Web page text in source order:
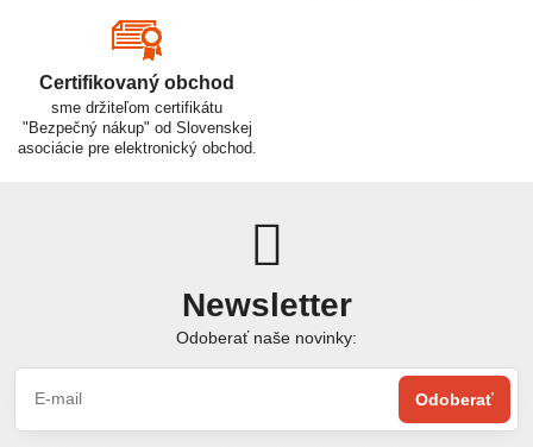
Certifikovaný obchod
sme držiteľom certifikátu
"Bezpečný nákup" od Slovenskej
asociácie pre elektronický obchod.
Newsletter
Odoberať naše novinky:
Odoberať